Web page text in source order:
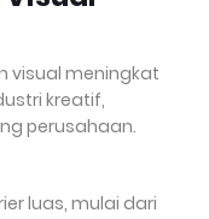
visual meningkat
kreatif,
perusahaan.
luas, mulai dari